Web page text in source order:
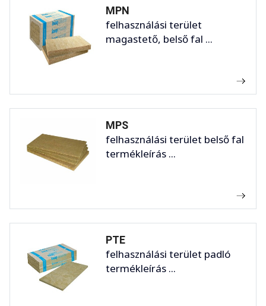
MPN
felhasználási terület
magastető, belső fal ...
MPS
felhasználási terület belső fal
termékleírás ...
PTE
felhasználási terület padló
termékleírás ...